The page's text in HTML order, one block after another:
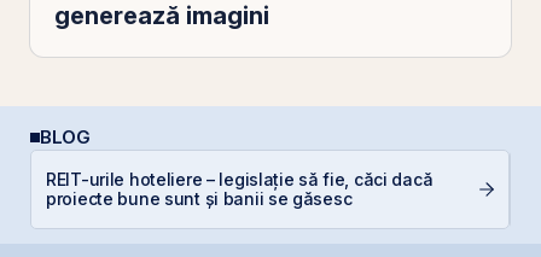
generează imagini
BLOG
REIT-urile hoteliere – legislație să fie, căci dacă
proiecte bune sunt și banii se găsesc